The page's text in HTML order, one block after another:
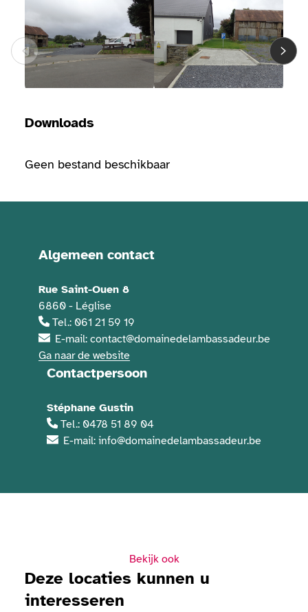
Downloads
Geen bestand beschikbaar
Contactgegevens
Algemeen contact
Rue Saint-Ouen 8
6860 - Léglise
Tel.: 061 21 59 19
E-mail: contact@domainedelambassadeur.be
Ga naar de website
Contactpersoon
Stéphane Gustin
Tel.: 0478 51 89 04
E-mail: info@domainedelambassadeur.be
Bekijk ook
Deze locaties kunnen u
interesseren